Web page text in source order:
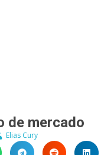
de mercado
Elias Cury